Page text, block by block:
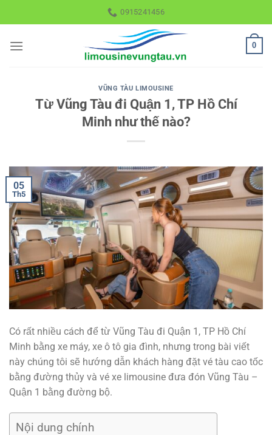
to
0915241456
0
VŨNG TÀU LIMOUSINE
Từ Vũng Tàu đi Quận 1, TP Hồ Chí
Minh như thế nào?
05
Th5
Có rất nhiều cách để từ Vũng Tàu đi Quận 1, TP Hồ Chí
Minh bằng xe máy, xe ô tô gia đình, nhưng trong bài viết
này chúng tôi sẽ hướng dẫn khách hàng đặt vé tàu cao tốc
bằng đường thủy và vé xe limousine đưa đón Vũng Tàu –
Quận 1 bằng đường bộ.
Nội dung chính